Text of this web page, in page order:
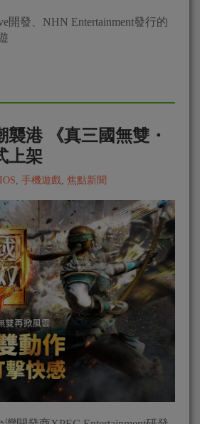
開發、NHN Entertainment發行的
襲港 《真三國無雙・
上架
IOS 手機遊戲 焦點新聞